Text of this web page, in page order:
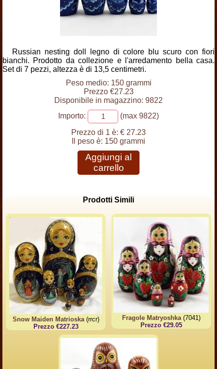
Russian nesting doll legno di colore blu scuro con fiori
bianchi. Prodotto da collezione e l'arredamento bella casa.
Set di 7 pezzi, altezza è di 13,5 centimetri.
Peso medio: 150 grammi
Prezzo €27.23
Disponibile in magazzino: 9822
Importo:
(max 9822)
Prezzo di 1 è: € 27.23
Il peso è: 150 grammi
Aggiungi al
carrello
Prodotti Simili
Snow Maiden Matrioska(rrcr)
Prezzo €227.23
Fragole Matryoshka(7041)
Prezzo €29.05